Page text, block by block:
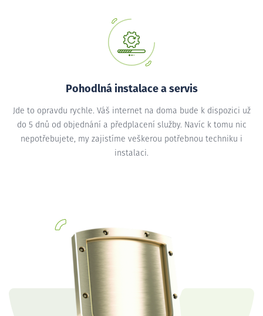
Pohodlná instalace a servis
Jde to opravdu rychle. Váš internet na doma bude k dispozici už
do 5 dnů od objednání a předplacení služby. Navíc k tomu nic
nepotřebujete, my zajistíme veškerou potřebnou techniku i
instalaci.